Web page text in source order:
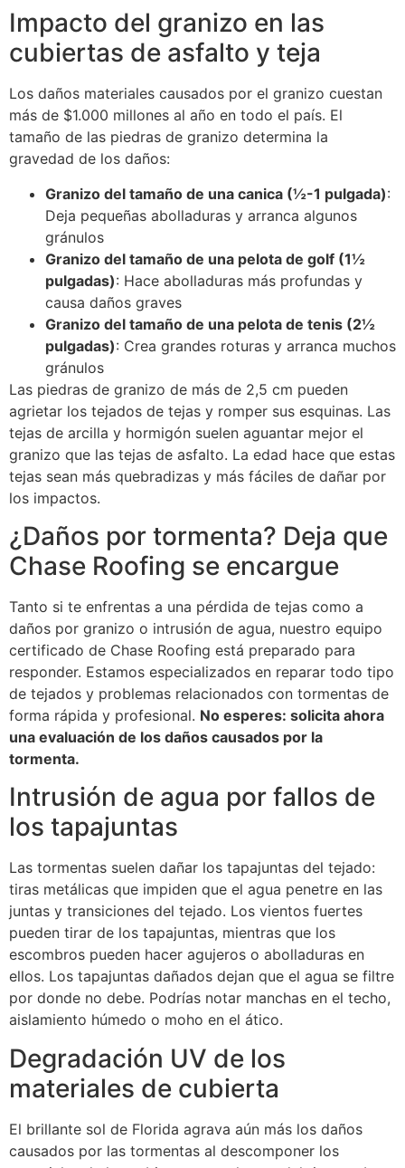
Impacto del granizo en las
cubiertas de asfalto y teja
Los daños materiales causados por el granizo cuestan
más de $1.000 millones al año en todo el país. El
tamaño de las piedras de granizo determina la
gravedad de los daños:
Granizo del tamaño de una canica (½-1 pulgada):
Deja pequeñas abolladuras y arranca algunos
gránulos
Granizo del tamaño de una pelota de golf (1½
pulgadas): Hace abolladuras más profundas y
causa daños graves
Granizo del tamaño de una pelota de tenis (2½
pulgadas): Crea grandes roturas y arranca muchos
gránulos
Las piedras de granizo de más de 2,5 cm pueden
agrietar los tejados de tejas y romper sus esquinas. Las
tejas de arcilla y hormigón suelen aguantar mejor el
granizo que las tejas de asfalto. La edad hace que estas
tejas sean más quebradizas y más fáciles de dañar por
los impactos.
¿Daños por tormenta? Deja que
Chase Roofing se encargue
Tanto si te enfrentas a una pérdida de tejas como a
daños por granizo o intrusión de agua, nuestro equipo
certificado de Chase Roofing está preparado para
responder. Estamos especializados en reparar todo tipo
de tejados y problemas relacionados con tormentas de
forma rápida y profesional. No esperes: solicita ahora
una evaluación de los daños causados por la
tormenta.
Intrusión de agua por fallos de
los tapajuntas
Las tormentas suelen dañar los tapajuntas del tejado:
tiras metálicas que impiden que el agua penetre en las
juntas y transiciones del tejado. Los vientos fuertes
pueden tirar de los tapajuntas, mientras que los
escombros pueden hacer agujeros o abolladuras en
ellos. Los tapajuntas dañados dejan que el agua se filtre
por donde no debe. Podrías notar manchas en el techo,
aislamiento húmedo o moho en el ático.
Degradación UV de los
materiales de cubierta
El brillante sol de Florida agrava aún más los daños
causados por las tormentas al descomponer los